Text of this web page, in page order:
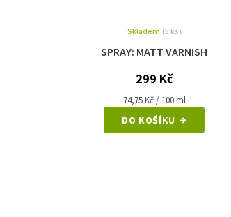
SPRAY: MATT VARNISH
Skladem (5 ks)
299 Kč
Měrná
74,75 Kč / 100 ml
DO KOŠÍKU